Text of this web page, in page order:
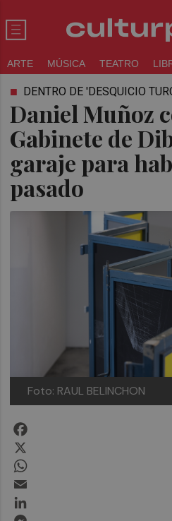
ARTE MÚSICA TEATRO
Daniel Muñoz
Gabinete de
garaje para
pasado
DENTRO DE 'DESQUICIO
Foto: RAUL BELINCHON